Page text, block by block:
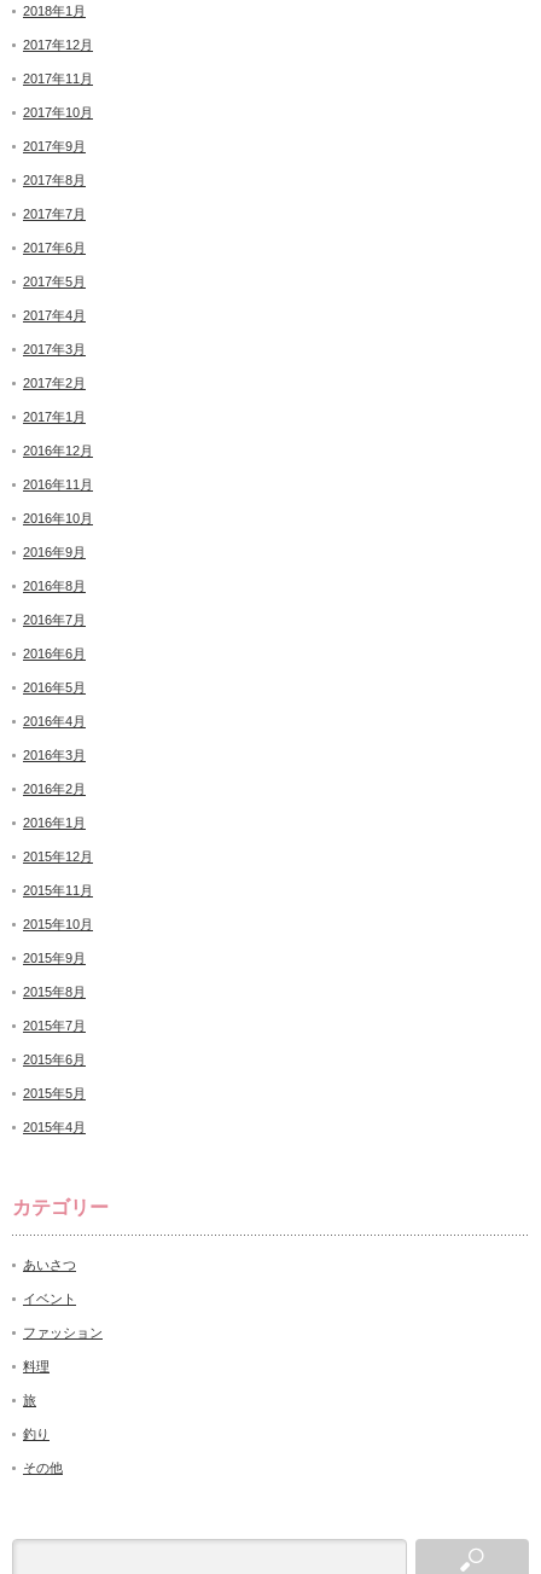
2018年1月
2017年12月
2017年11月
2017年10月
2017年9月
2017年8月
2017年7月
2017年6月
2017年5月
2017年4月
2017年3月
2017年2月
2017年1月
2016年12月
2016年11月
2016年10月
2016年9月
2016年8月
2016年7月
2016年6月
2016年5月
2016年4月
2016年3月
2016年2月
2016年1月
2015年12月
2015年11月
2015年10月
2015年9月
2015年8月
2015年7月
2015年6月
2015年5月
2015年4月
カテゴリー
あいさつ
イベント
ファッション
料理
旅
釣り
その他